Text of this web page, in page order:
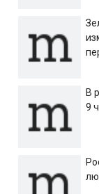
В
9